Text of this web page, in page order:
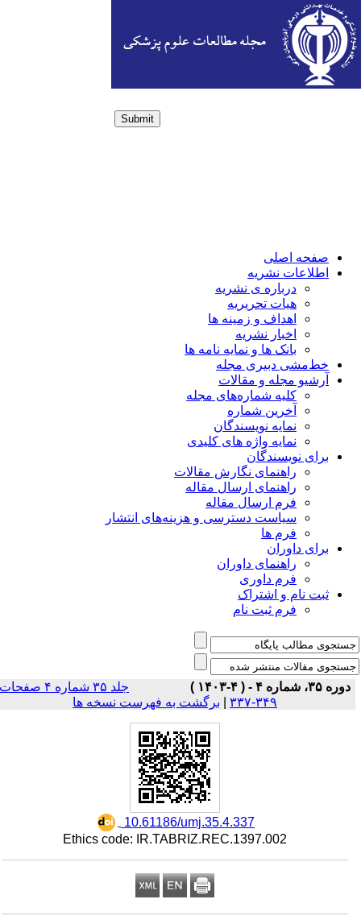
Submit
صفحه اصلی
اطلاعات نشریه
درباره ی نشریه
هیات تحریریه
اهداف و زمینه ها
اخبار نشریه
بانک ها و نمایه نامه ها
خط‌مشی دبیری مجله
آرشیو مجله و مقالات
کلیه شماره‌های مجله
آخرین شماره
نمایه نویسندگان
نمایه واژه های کلیدی
برای نویسندگان
راهنمای نگارش مقالات
راهنمای ارسال مقاله
فرم ارسال مقاله
سیاست دسترسی و هزینه‌های انتشار
فرم ها
برای داوران
راهنمای داوران
فرم داوری
ثبت نام و اشتراک
فرم ثبت نام
دوره ۳۵، شماره ۴ - ( ۴-۱۴۰۳ )
جلد ۳۵ شماره ۴ صفحات
۳۴۹-۳۳۷
| برگشت به فهرست نسخه ها
‎ 10.61186/umj.35.4.337
Ethics code: IR.TABRIZ.REC.1397.002